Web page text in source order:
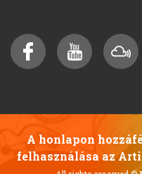
A honlapon
felhasználása az